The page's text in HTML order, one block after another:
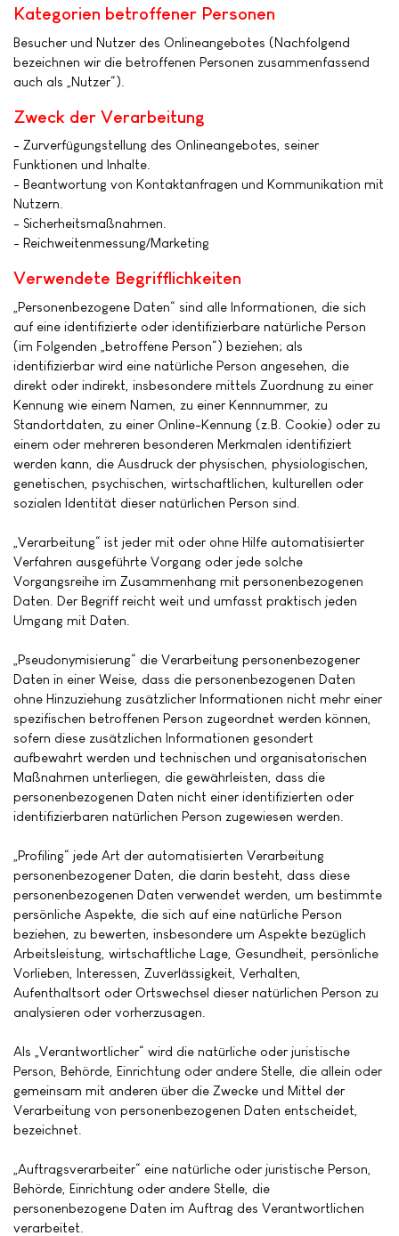
Kategorien betroffener Personen
Besucher und Nutzer des Onlineangebotes (Nachfolgend
bezeichnen wir die betroffenen Personen zusammenfassend
auch als „Nutzer“).
Zweck der Verarbeitung
- Zurverfügungstellung des Onlineangebotes, seiner
Funktionen und Inhalte.
- Beantwortung von Kontaktanfragen und Kommunikation mit
Nutzern.
- Sicherheitsmaßnahmen.
- Reichweitenmessung/Marketing
Verwendete Begrifflichkeiten
„Personenbezogene Daten“ sind alle Informationen, die sich
auf eine identifizierte oder identifizierbare natürliche Person
(im Folgenden „betroffene Person“) beziehen; als
identifizierbar wird eine natürliche Person angesehen, die
direkt oder indirekt, insbesondere mittels Zuordnung zu einer
Kennung wie einem Namen, zu einer Kennnummer, zu
Standortdaten, zu einer Online-Kennung (z.B. Cookie) oder zu
einem oder mehreren besonderen Merkmalen identifiziert
werden kann, die Ausdruck der physischen, physiologischen,
genetischen, psychischen, wirtschaftlichen, kulturellen oder
sozialen Identität dieser natürlichen Person sind.
„Verarbeitung“ ist jeder mit oder ohne Hilfe automatisierter
Verfahren ausgeführte Vorgang oder jede solche
Vorgangsreihe im Zusammenhang mit personenbezogenen
Daten. Der Begriff reicht weit und umfasst praktisch jeden
Umgang mit Daten.
„Pseudonymisierung“ die Verarbeitung personenbezogener
Daten in einer Weise, dass die personenbezogenen Daten
ohne Hinzuziehung zusätzlicher Informationen nicht mehr einer
spezifischen betroffenen Person zugeordnet werden können,
sofern diese zusätzlichen Informationen gesondert
aufbewahrt werden und technischen und organisatorischen
Maßnahmen unterliegen, die gewährleisten, dass die
personenbezogenen Daten nicht einer identifizierten oder
identifizierbaren natürlichen Person zugewiesen werden.
„Profiling“ jede Art der automatisierten Verarbeitung
personenbezogener Daten, die darin besteht, dass diese
personenbezogenen Daten verwendet werden, um bestimmte
persönliche Aspekte, die sich auf eine natürliche Person
beziehen, zu bewerten, insbesondere um Aspekte bezüglich
Arbeitsleistung, wirtschaftliche Lage, Gesundheit, persönliche
Vorlieben, Interessen, Zuverlässigkeit, Verhalten,
Aufenthaltsort oder Ortswechsel dieser natürlichen Person zu
analysieren oder vorherzusagen.
Als „Verantwortlicher“ wird die natürliche oder juristische
Person, Behörde, Einrichtung oder andere Stelle, die allein oder
gemeinsam mit anderen über die Zwecke und Mittel der
Verarbeitung von personenbezogenen Daten entscheidet,
bezeichnet.
„Auftragsverarbeiter“ eine natürliche oder juristische Person,
Behörde, Einrichtung oder andere Stelle, die
personenbezogene Daten im Auftrag des Verantwortlichen
verarbeitet.